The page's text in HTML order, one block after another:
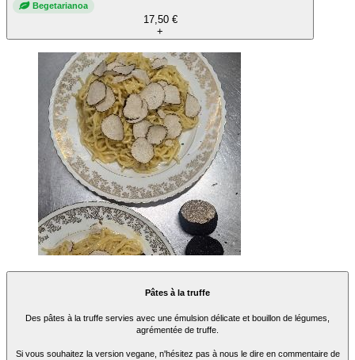
Begetarianoa
17,50 €
+
Pâtes à la truffe
Des pâtes à la truffe servies avec une émulsion délicate et bouillon de légumes,
agrémentée de truffe.
Si vous souhaitez la version vegane, n'hésitez pas à nous le dire en commentaire de